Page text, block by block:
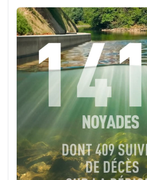
https://www.linkedin.com/feed/
Technicien en analyses physico-ch...